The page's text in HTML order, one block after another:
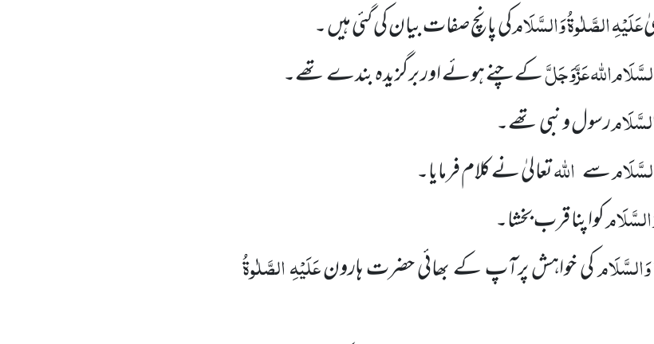
عَلَیْہِالصَّلٰوۃُ وَالسَّلَامکی پانچ صفات بیان کی گئی ہیں ۔
اللّٰہ عَزَّوَجَلَّکے چنے ہوئے اور برگزیدہ بندے تھے۔
رسول و نبی تھے۔
سے اللہتعالیٰ نے کلام فرمایا۔
کواپنا قرب بخشا۔
کی خواہش پرآپ کے بھائی حضرت ہارونعَلَیْہِالصَّلٰوۃُ